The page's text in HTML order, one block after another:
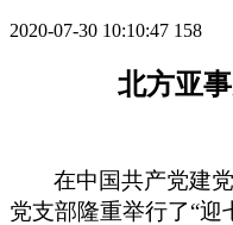
2020-07-30 10:10:47 158
北方亚
在中国共产党建党
党支部隆重举行了“迎